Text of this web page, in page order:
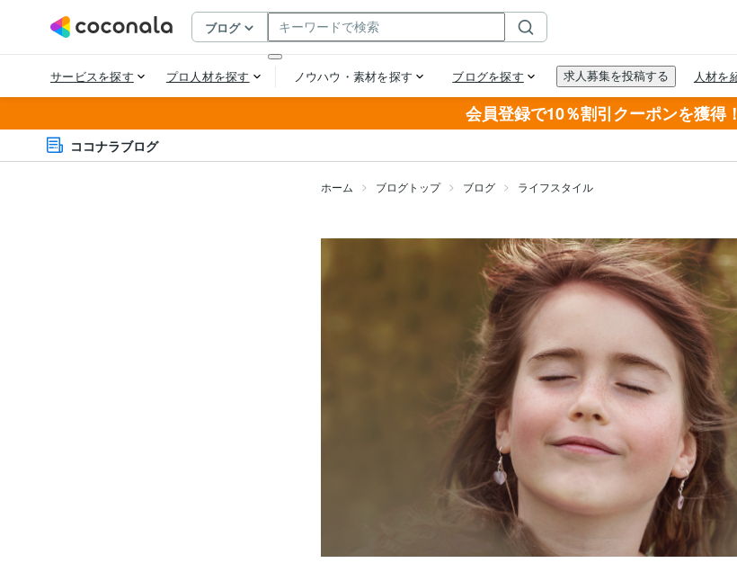
会員登録で10％割引クーポンを獲得！
ココナラブログ
ホーム ブログトップ ブログ ライフスタイル